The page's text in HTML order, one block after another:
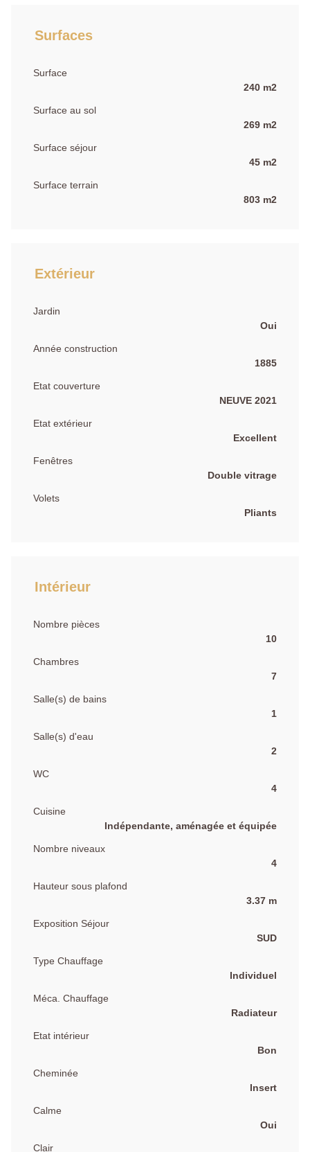
Surfaces
Surface
240 m2
Surface au sol
269 m2
Surface séjour
45 m2
Surface terrain
803 m2
Extérieur
Jardin
Oui
Année construction
1885
Etat couverture
NEUVE 2021
Etat extérieur
Excellent
Fenêtres
Double vitrage
Volets
Pliants
Intérieur
Nombre pièces
10
Chambres
7
Salle(s) de bains
1
Salle(s) d'eau
2
WC
4
Cuisine
Indépendante, aménagée et équipée
Nombre niveaux
4
Hauteur sous plafond
3.37 m
Exposition Séjour
SUD
Type Chauffage
Individuel
Méca. Chauffage
Radiateur
Etat intérieur
Bon
Cheminée
Insert
Calme
Oui
Clair